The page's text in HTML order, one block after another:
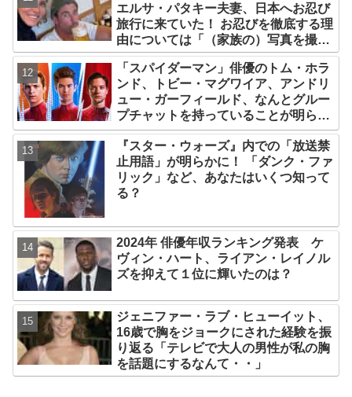
エルサ・パタキー夫妻、日本へお忍び
旅行に来ていた！ お忍びを徹底する理
由については「（家族の）写真を撮ら
れるとキレそうになる」からという過
去の発言も
「スパイダーマン」俳優のトム・ホラ
ンド、トビー・マグワイア、アンドリ
ュー・ガーフィールド、なんとグルー
プチャットを持っていることが明らか
に！ 彼らが話している内容とは・・？
『スター・ウォーズ』内での「放送禁
止用語」が明らかに！ 「ダンク・ファ
リック」など、あなたはいくつ知って
る？
2024年 俳優年収ランキング発表 ケ
ヴィン・ハート、ライアン・レイノル
ズを抑えて１位に輝いたのは？
ジェニファー・ラブ・ヒューイット、
16歳で胸をジョークにされた経験を振
り返る「テレビで大人の男性が私の胸
を話題にするなんて・・」